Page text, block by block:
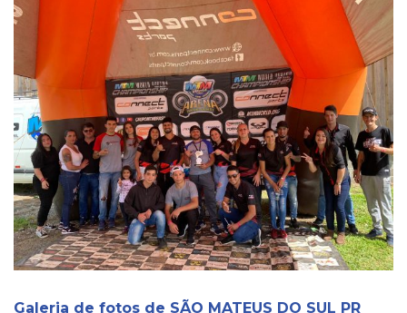
Galeria de fotos de SÃO MATEUS DO SUL PR